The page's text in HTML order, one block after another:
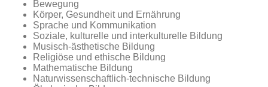
Bewegung
Körper, Gesundheit und Ernährung
Sprache und Kommunikation
Soziale, kulturelle und interkulturelle Bildung
Musisch-ästhetische Bildung
Religiöse und ethische Bildung
Mathematische Bildung
Naturwissenschaftlich-technische Bildung